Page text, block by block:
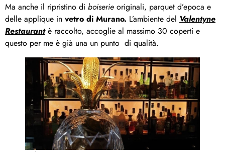
Ma anche il ripristino di boiserie originali, parquet d’epoca e
delle applique in vetro di Murano. L’ambiente del Valentyne
Restaurant è raccolto, accoglie al massimo 30 coperti e
questo per me è già una un punto di qualità.